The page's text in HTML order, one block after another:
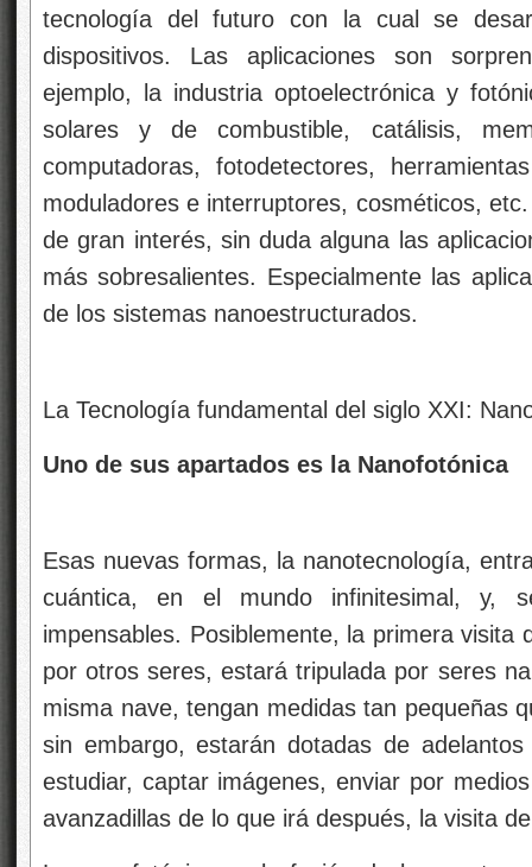
tecnología del futuro con la cual se
dispositivos. Las aplicaciones son
ejemplo, la industria optoelectrónica y
solares y de combustible, catálisis,
computadoras, fotodetectores,
moduladores e interruptores, cosméticos,
de gran interés, sin duda alguna las
más sobresalientes. Especialmente las
de los sistemas nanoestructurados.
La Tecnología fundamental del siglo XXI:
Uno de sus apartados es la Nanofotónica
Esas nuevas formas, la nanotecnología,
cuántica, en el mundo infinitesimal, y,
impensables. Posiblemente, la primera visita
por otros seres, estará tripulada por seres
misma nave, tengan medidas tan pequeñas
sin embargo, estarán dotadas de
estudiar, captar imágenes, enviar por
avanzadillas de lo que irá después, la visita